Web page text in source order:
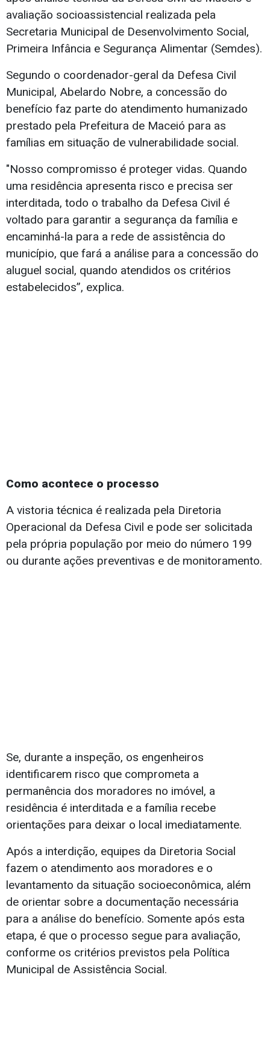
avaliação socioassistencial realizada pela
Secretaria Municipal de Desenvolvimento Social,
Primeira Infância e Segurança Alimentar (Semdes).
Segundo o coordenador-geral da Defesa Civil
Municipal, Abelardo Nobre, a concessão do
benefício faz parte do atendimento humanizado
prestado pela Prefeitura de Maceió para as
famílias em situação de vulnerabilidade social.
"Nosso compromisso é proteger vidas. Quando
uma residência apresenta risco e precisa ser
interditada, todo o trabalho da Defesa Civil é
voltado para garantir a segurança da família e
encaminhá-la para a rede de assistência do
município, que fará a análise para a concessão do
aluguel social, quando atendidos os critérios
estabelecidos”, explica.
Como acontece o processo
A vistoria técnica é realizada pela Diretoria
Operacional da Defesa Civil e pode ser solicitada
pela própria população por meio do número 199
ou durante ações preventivas e de monitoramento.
Se, durante a inspeção, os engenheiros
identificarem risco que comprometa a
permanência dos moradores no imóvel, a
residência é interditada e a família recebe
orientações para deixar o local imediatamente.
Após a interdição, equipes da Diretoria Social
fazem o atendimento aos moradores e o
levantamento da situação socioeconômica, além
de orientar sobre a documentação necessária
para a análise do benefício. Somente após esta
etapa, é que o processo segue para avaliação,
conforme os critérios previstos pela Política
Municipal de Assistência Social.